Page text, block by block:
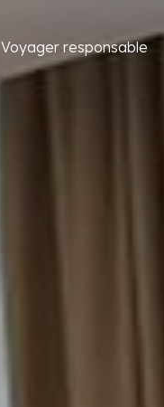
Voyager responsable